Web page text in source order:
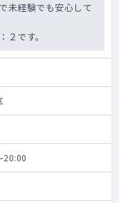
未経験でも安心して
です。
20:00